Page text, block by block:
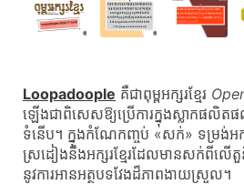
Loopadoople គឺជាពុម្ពអក្សរខ្មែរ
ឡើងជាពិសេសឱ្យប្រើការក្នុងស្លាកផលិ
ទំនើប។ ក្នុងកំណែកញ្ចប់ «សក់» ទម្រង់អក្ស
ស្រដៀងនឹងអក្សរខ្មែរដែលមានសក់ពីល
នូវការអានអត្ថបទវែងដ៏ភាពងាយស្រួល។